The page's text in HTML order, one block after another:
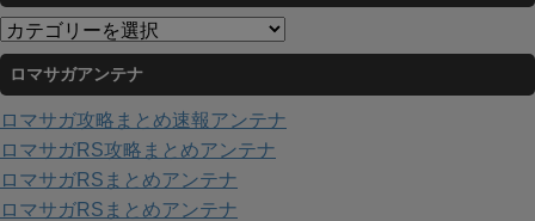
イ
ブ
カ
テ
ゴ
リ
ー
ロマサガアンテナ
ロマサガ攻略まとめ速報アンテナ
ロマサガRS攻略まとめアンテナ
ロマサガRSまとめアンテナ
ロマサガRSまとめアンテナ